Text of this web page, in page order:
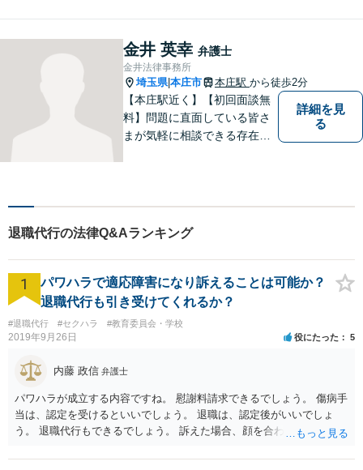
金井 英幸 弁護士
金井法律事務所
埼玉県|本庄市 本庄駅 から徒歩2分
【本庄駅近く】【初回面談無
料】問題に直面している皆さ
まが気軽に相談できる存在に
／休日対応可能】公平・公正
な立場から、事件の見通しを
正確に伝えます。お気軽にご
相談ください。
詳細を見
る
退職代行の法律Q&Aランキング
1
パワハラで適応障害になり訴えることは可能か？
退職代行も引き受けてくれるか？
#退職代行 #セクハラ #教育委員会・学校
2019年9月26日 役にたった 5
内藤 政信 弁護士
パワハラが成立する内容ですね。 慰謝料請求できるでしょう。 傷病手
当は、認定を受けるといいでしょう。 退職は、認定後がいいでしょ
う。 退職代行もできるでしょう。 訴えた場合、顔を合わすことは、あ
れは 減じて来るでしょう。